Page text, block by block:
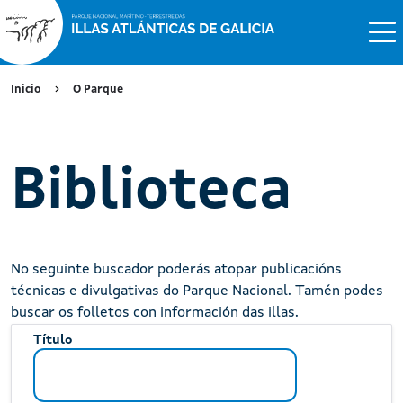
Inicio O Parque
Biblioteca
No seguinte buscador poderás atopar publicacións
técnicas e divulgativas do Parque Nacional. Tamén podes
buscar os folletos con información das illas.
Título